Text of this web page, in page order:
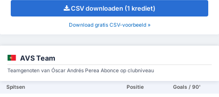
CSV downloaden (1 krediet)
Download gratis CSV-voorbeeld »
AVS Team
Teamgenoten van Óscar Andrés Perea Abonce op clubniveau
Spitsen Positie Goals / 90'